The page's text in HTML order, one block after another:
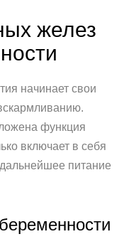
желез
начинает свои
функция
включает в себя
питание